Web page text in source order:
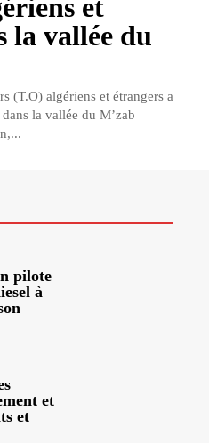
et
la vallée du
(T.O) algériens et étrangers a
la vallée du M’zab
pilote
à
et
et